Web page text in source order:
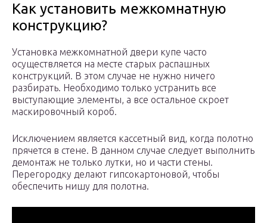
Как установить межкомнатную
конструкцию?
Установка межкомнатной двери купе часто
осуществляется на месте старых распашных
конструкций. В этом случае не нужно ничего
разбирать. Необходимо только устранить все
выступающие элементы, а все остальное скроет
маскировочный короб.
Исключением является кассетный вид, когда полотно
прячется в стене. В данном случае следует выполнить
демонтаж не только лутки, но и части стены.
Перегородку делают гипсокартоновой, чтобы
обеспечить нишу для полотна.